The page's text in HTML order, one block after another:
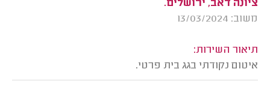
ציונה דאב, ירושלים.
משוב: 13/03/2024
תיאור השירות:
איטום נקודתי בגג בית פרטי.